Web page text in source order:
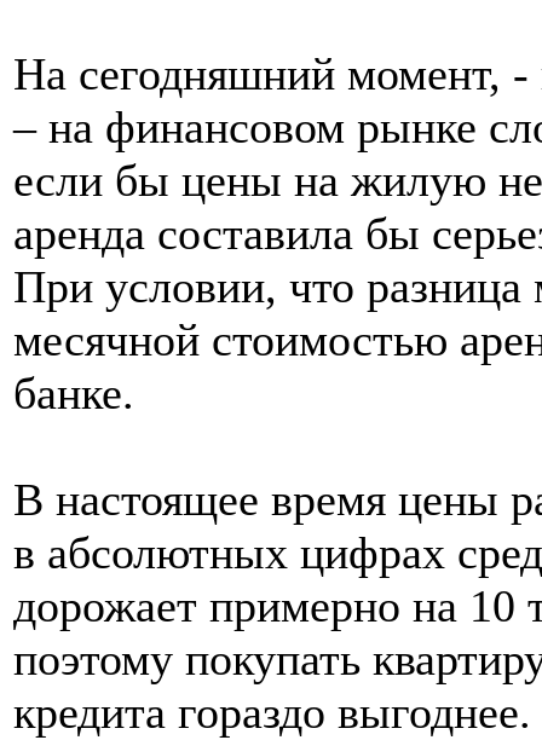
На сегодняшний момент,
– на финансовом рынке
если бы цены на жилую
аренда составила бы
При условии, что
месячной стоимостью
банке.
В настоящее время цены
в абсолютных цифрах
дорожает примерно на 10
поэтому покупать
кредита гораздо выгоднее.